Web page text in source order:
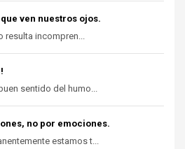
ven nuestros ojos.
resulta incompren...
sentido del humo...
no por emociones.
estamos t...